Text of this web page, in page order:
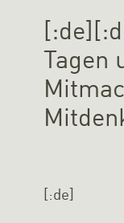
Tagen
[:de]